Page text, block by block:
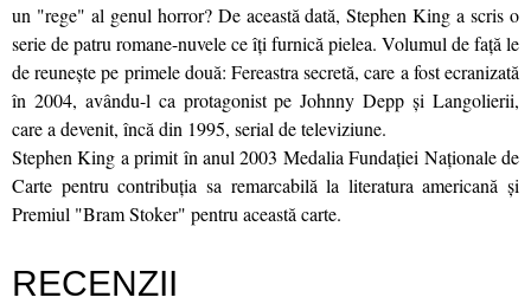
un "rege" al genul horror? De această dată, Stephen King a scris o
serie de patru romane-nuvele ce îţi furnică pielea. Volumul de faţă le
de reuneşte pe primele două: Fereastra secretă, care a fost ecranizată
în 2004, avându-l ca protagonist pe Johnny Depp şi Langolierii,
care a devenit, încă din 1995, serial de televiziune.
Stephen King a primit în anul 2003 Medalia Fundaţiei Naţionale de
Carte pentru contribuţia sa remarcabilă la literatura americană şi
Premiul "Bram Stoker" pentru această carte.
RECENZII